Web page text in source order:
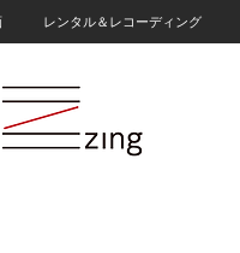
レンタル＆レコーディング